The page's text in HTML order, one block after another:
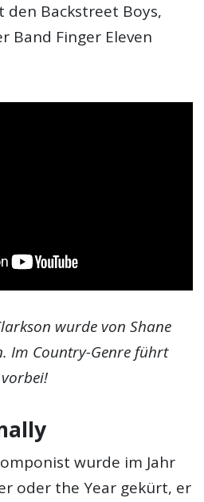
Backstreet Boys,
Band Finger Eleven
wurde von Shane
Im Country-Genre führt
wurde im Jahr
oder the Year gekürt, er